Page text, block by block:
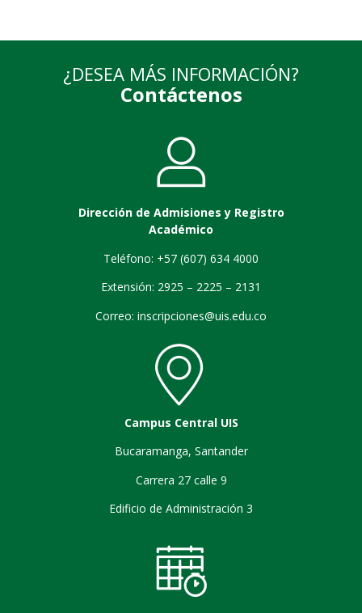
¿DESEA MÁS INFORMACIÓN?
Contáctenos
Dirección de Admisiones y Registro
Académico
Teléfono: +57 (607) 634 4000
Extensión: 2925 – 2225 – 2131
Correo: inscripciones@uis.edu.co
Campus Central UIS
Bucaramanga, Santander
Carrera 27 calle 9
Edificio de Administración 3